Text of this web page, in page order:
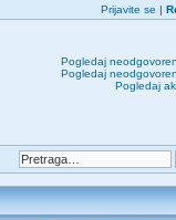
Prijavite se |
Pogledaj
Pogledaj
Pogledaj